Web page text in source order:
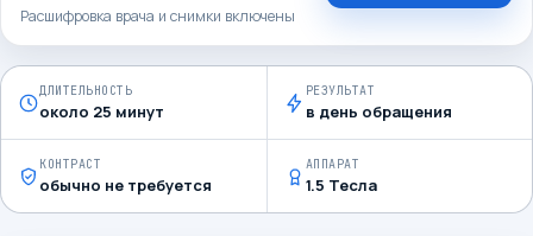
Расшифровка врача и снимки включены
ДЛИТЕЛЬНОСТЬ
около 25 минут
РЕЗУЛЬТАТ
в день обращения
КОНТРАСТ
обычно не требуется
АППАРАТ
1.5 Тесла